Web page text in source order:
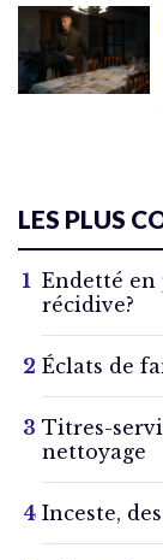
LES PLUS
Endetté en
récidive?
Éclats de
Titres-
nettoyage
Inceste,